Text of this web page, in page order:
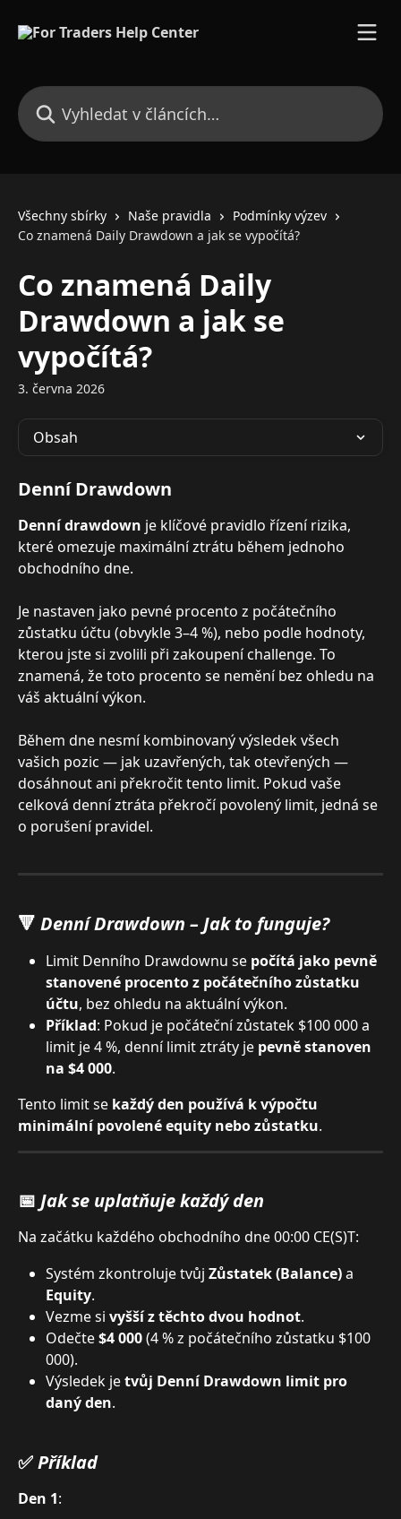
Vyhledat v článcích…
Všechny sbírky Naše pravidla
Podmínky výzev
Co znamená Daily Drawdown a jak se vypočítá?
Co znamená Daily
Drawdown a jak se
vypočítá?
3. června 2026
Obsah
Denní Drawdown
Denní drawdown je klíčové pravidlo řízení rizika,
které omezuje maximální ztrátu během jednoho
obchodního dne.
Je nastaven jako pevné procento z počátečního
zůstatku účtu (obvykle 3–4 %), nebo podle hodnoty,
kterou jste si zvolili při zakoupení challenge. To
znamená, že toto procento se nemění bez ohledu na
váš aktuální výkon.
Během dne nesmí kombinovaný výsledek všech
vašich pozic — jak uzavřených, tak otevřených —
dosáhnout ani překročit tento limit. Pokud vaše
celková denní ztráta překročí povolený limit, jedná se
o porušení pravidel.
🔻 Denní Drawdown – Jak to funguje?
Limit Denního Drawdownu se počítá jako pevně
stanovené procento z počátečního zůstatku
účtu, bez ohledu na aktuální výkon.
Příklad: Pokud je počáteční zůstatek $100 000 a
limit je 4 %, denní limit ztráty je pevně stanoven
na $4 000.
Tento limit se každý den používá k výpočtu
minimální povolené equity nebo zůstatku.
📅 Jak se uplatňuje každý den
Na začátku každého obchodního dne 00:00 CE(S)T:
Systém zkontroluje tvůj Zůstatek (Balance) a
Equity.
Vezme si vyšší z těchto dvou hodnot.
Odečte $4 000 (4 % z počátečního zůstatku $100
000).
Výsledek je tvůj Denní Drawdown limit pro
daný den.
✅ Příklad
Den 1: